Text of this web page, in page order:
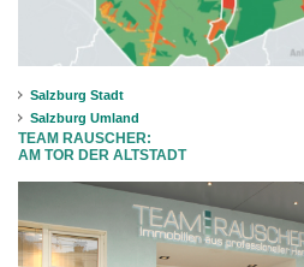
Salzburg Stadt
Salzburg Umland
TEAM RAUSCHER:
AM TOR DER ALTSTADT